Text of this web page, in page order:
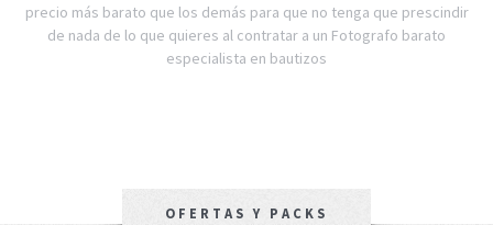
precio más barato que los demás para que no tenga que prescindir
de nada de lo que quieres al contratar a un Fotografo barato
especialista en bautizos
OFERTAS Y PACKS